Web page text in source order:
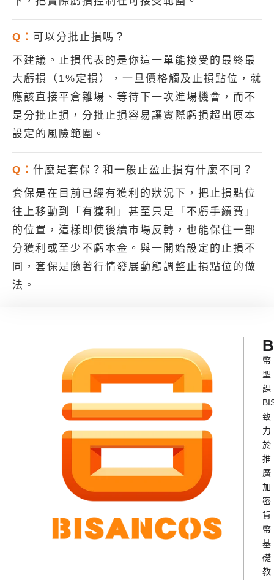
Q： 可以分批止損嗎？
不建議。止損代表的是你這一單能接受的最終最
大虧損（1%定損），一旦價格觸及止損點位，就
應該直接平倉離場、等待下一次進場機會，而不
是分批止損，分批止損容易讓實際虧損超出原本
設定的風險範圍。
Q： 什麼是套保？和一般止盈止損有什麼不同？
套保是在目前已經有獲利的狀況下，把止損點位
往上移動到「有獲利」甚至只是「不虧手續費」
的位置，這樣即使後續市場反轉，也能保住一部
分獲利或至少不虧本金。與一開始設定的止損不
同，套保是隨著行情發展動態調整止損點位的做
法。
幣
聖
課
致
力
於
推
廣
加
密
貨
幣
基
礎
教